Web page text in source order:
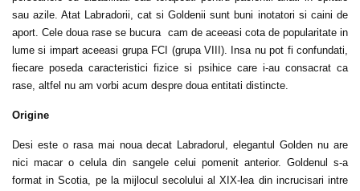
sau azile. Atat Labradorii, cat si Goldenii sunt buni inotatori si caini de
aport. Cele doua rase se bucura cam de aceeasi cota de popularitate in
lume si impart aceeasi grupa FCI (grupa VIII). Insa nu pot fi confundati,
fiecare poseda caracteristici fizice si psihice care i-au consacrat ca
rase, altfel nu am vorbi acum despre doua entitati distincte.
Origine
Desi este o rasa mai noua decat Labradorul, elegantul Golden nu are
nici macar o celula din sangele celui pomenit anterior. Goldenul s-a
format in Scotia, pe la mijlocul secolului al XIX-lea din incrucisari intre